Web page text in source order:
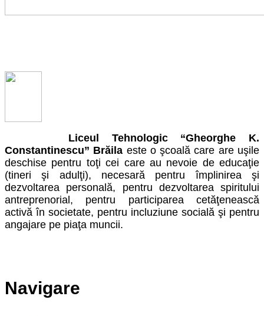
Liceul Tehnologic “Gheorghe K.
Constantinescu” Brăila este o şcoală care are uşile
deschise pentru toţi cei care au nevoie de educaţie
(tineri şi adulţi), necesară pentru împlinirea şi
dezvoltarea personală, pentru dezvoltarea spiritului
antreprenorial, pentru participarea cetăţenească
activă în societate, pentru incluziune socială şi pentru
angajare pe piaţa muncii.
Navigare